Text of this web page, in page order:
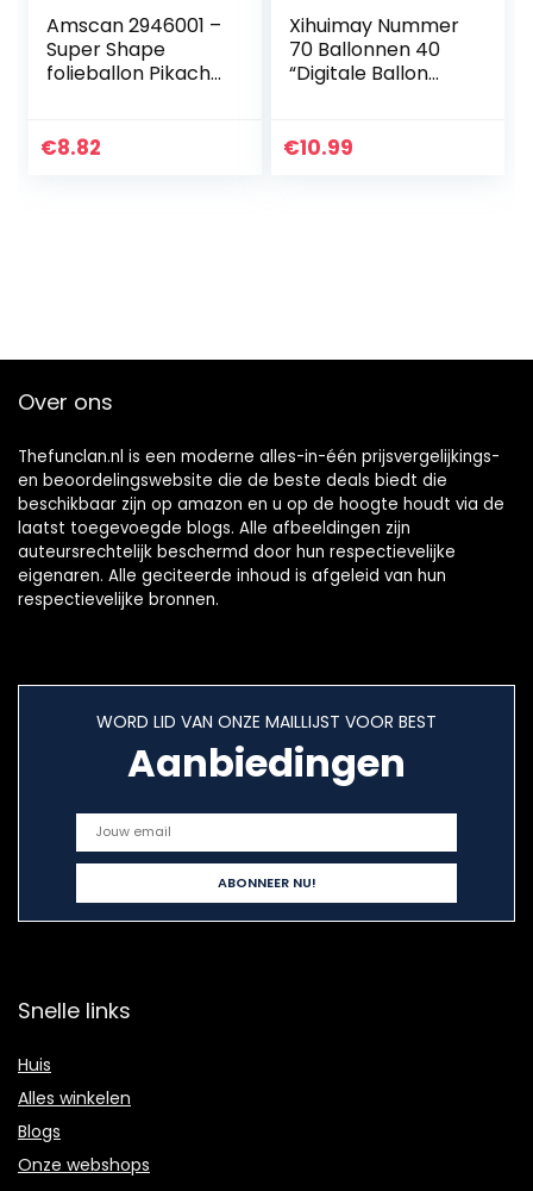
Amscan 2946001 –
Super Shape
folieballon Pikachu,
verjaardag,
€8.82
Xihuimay Nummer
70 Ballonnen 40
“Digitale Ballon
Ballonnen Cijfer 70
€10.99
Over ons
Thefunclan.nl is een moderne alles-in-één prijsvergelijkings-
en beoordelingswebsite die de beste deals biedt die
beschikbaar zijn op amazon en u op de hoogte houdt via de
laatst toegevoegde blogs. Alle afbeeldingen zijn
auteursrechtelijk beschermd door hun respectievelijke
eigenaren. Alle geciteerde inhoud is afgeleid van hun
respectievelijke bronnen.
WORD LID VAN ONZE MAILLIJST VOOR BEST
Aanbiedingen
Snelle links
Huis
Alles winkelen
Blogs
Onze webshops